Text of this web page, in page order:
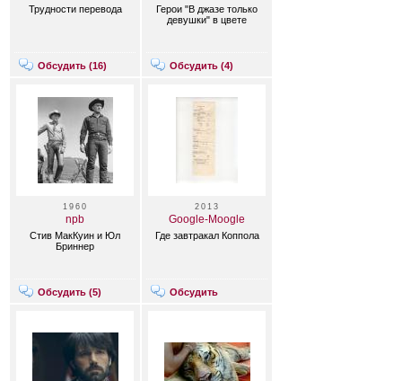
Трудности перевода
Обсудить (16)
Герои "В джазе только
девушки" в цвете
Обсудить (4)
1960
npb
Стив МакКуин и Юл
Бриннер
Обсудить (5)
2013
Google-Moogle
Где завтракал Коппола
Обсудить